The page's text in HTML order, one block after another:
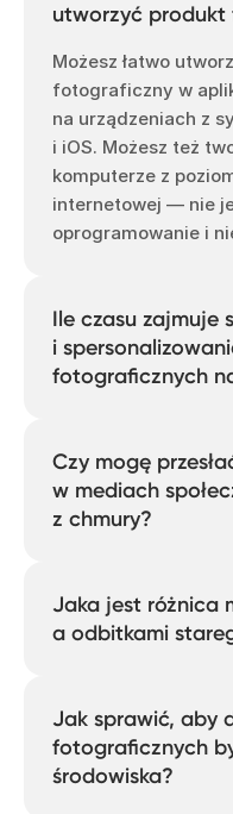
utworzyć produkt
Możesz łatwo
fotograficzny w
na urządzeniach z
i iOS. Możesz też
komputerze z
internetowej — nie
oprogramowanie i
Ile czasu zajmuje
i
fotograficznych
dowolny produkt
w kilka minut.
zdjęcia i dopracuj
kolorowym ramkom,
pomoc naszej
inteligencji.
Czy mogę
w mediach
z chmury?
kontami na
i Dropbox, aby
Jaka jest różnica
a odbitkami
poziome lub
rozmiarach.
luksusowe pudełka
Jak sprawić, aby
fotograficznych
środowiska?